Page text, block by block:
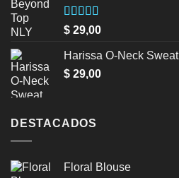
Valorado
en
3.50
de 5
$ 29,00
Harissa O-Neck Sweat
$ 29,00
DESTACADOS
Floral Blouse